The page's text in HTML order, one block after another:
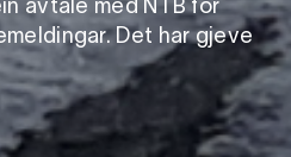
avtale med NTB for
Det har gjeve